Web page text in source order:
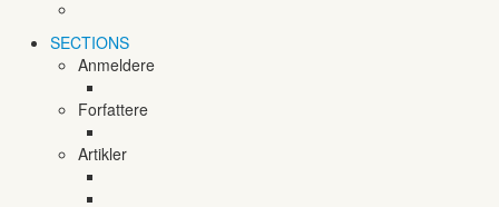
SECTIONS
Anmeldere
Forfattere
Artikler